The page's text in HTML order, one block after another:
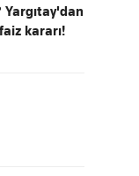
Yargıtay'dan
kararı!